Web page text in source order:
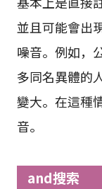
並且可能會出
噪音。例如，
多同名異體的
變大。在這種
音。
and搜索